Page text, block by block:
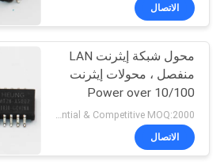
خريطة
الموقع
سياسة
الخصوصية
PCB RJ45 جاك
11
الاتصال
محول شبكة إيثرنت LAN
منفصل ، محولات إيثرنت
Power over 10/100
قاعدة - T
Preferential & Competitive MOQ:2000
الاتصال